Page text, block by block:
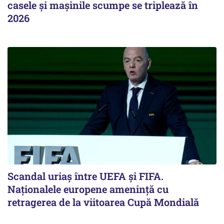
casele și mașinile scumpe se triplează în
2026
Scandal uriaş între UEFA şi FIFA.
Naţionalele europene ameninţă cu
retragerea de la viitoarea Cupă Mondială